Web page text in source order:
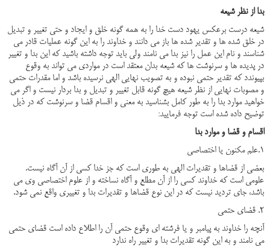
بدا از نظر شیعه
شیعه درست برعکس یهود دست خدا را به همه گونه خلق و ایجاد و حتی تغییر و تبدیل
در خلق شده ها و تقدیر شده ها باز می دانند و خداوند را به این گونه عملیات قادر می
شناسند و نام این عمل را نیز بدا می نامند ولی باید توجه داشته باشید که این بدا و تغییر
در پدیده ها و سرنوشت ها که شیعه بدان معتقد است در مواردی می تواند به وقوع
بپیوندد که تقدیر حتمی نبوده و به تصویب نهایی الهی نرسیده باشد و اما مقدرات حتمی
و مصوبات نهایی از نظر شیعه هیچ گونه قابل تغییر و تبدیل و بدا بردار نیست و اگر می
خواهید موارد بدا را به طور کامل بشناسید به معنی و اقسام قضا و سرنوشت که در ذیل
توضیح داده شده است توجه فرمایید:
اقسام و قضا و موارد بدا
1.علم مکنون یا اختصاصی
بعضی از قضاها و تقدیرات الهی به طوری است که جز خدا کسی از آن آگاه نیست.
علومی است که خداوند کسی را از آن مطلع و آگاه نساخته و از علوم اختصاصی وی می
باشد، جای تردید نیست که در این نوع قضاها و تقدیرات بدا و تغییری واقع نمی شود.
2. قضای حتمی
آنچه را خداوند به پیامبر و یا فرشته ای وقوع حتمی آن را اطلاع داده است قضای حتمی
می نامند و به این گونه تقدیرات بدا و تغییر راه ندارد